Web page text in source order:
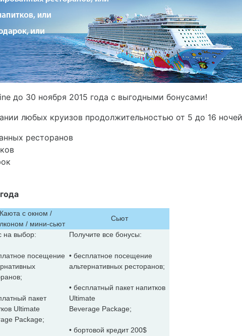
до 30 ноября 2015 года c выгодными бонусами!
любых круизов продолжительностью от 5 до 16
ресторанов
Каюта с окном /
/ мини-сьют
Сьют
на выбор:
посещение
пакет
Ultimate
Package;
Получите все бонусы:
• бесплатное посещение
альтернативных ресторанов;
• бесплатный пакет напитков
Ultimate
Beverage Package;
• бортовой кредит 200$